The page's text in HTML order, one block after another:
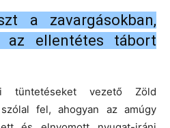
a zavargásokban,
ellentétes tábort
tüntetéseket vezető Zöld
fel, ahogyan az amúgy